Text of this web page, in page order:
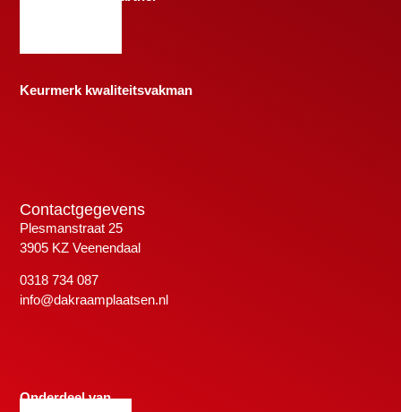
Keurmerk kwaliteitsvakman
Contactgegevens
Plesmanstraat 25
3905 KZ Veenendaal
0318 734 087
info@dakraamplaatsen.nl
Onderdeel van